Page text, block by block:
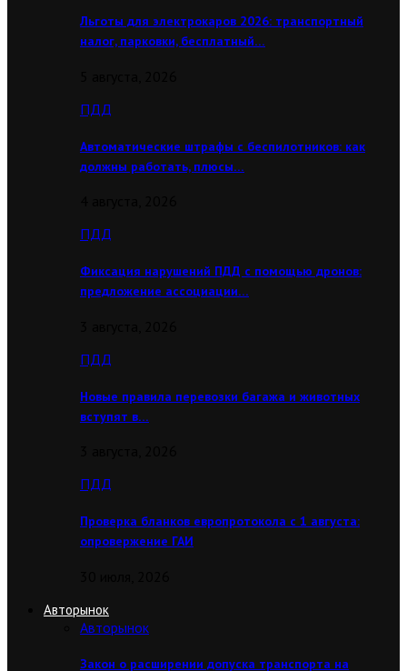
Льготы для электрокаров 2026: транспортный
налог, парковки, бесплатный…
ПДД
Автоматические штрафы с беспилотников: как
должны работать, плюсы…
ПДД
Фиксация нарушений ПДД с помощью дронов:
предложение ассоциации…
ПДД
Новые правила перевозки багажа и животных
вступят в…
ПДД
Проверка бланков европротокола с 1 августа:
опровержение ГАИ
Авторынок
Авторынок
Закон о расширении допуска транспорта на